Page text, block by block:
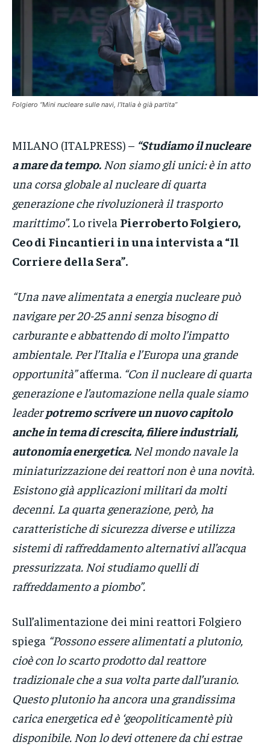
VENETO
ECONOMIA
SPORT
CONTATTI
ECONOMIA
SPORT
CONTATTI
ECONOMIA
SPORT
CONTATTI
Folgiero “Mini nucleare sulle navi, l’Italia è già partita”
MILANO (ITALPRESS) – “Studiamo il nucleare
a mare da tempo. Non siamo gli unici: è in atto
una corsa globale al nucleare di quarta
generazione che rivoluzionerà il trasporto
marittimo”. Lo rivela Pierroberto Folgiero,
Ceo di Fincantieri in una intervista a “Il
Corriere della Sera”.
“Una nave alimentata a energia nucleare può
navigare per 20-25 anni senza bisogno di
carburante e abbattendo di molto l’impatto
ambientale. Per l’Italia e l’Europa una grande
opportunità”afferma. “Con il nucleare di quarta
generazione e l’automazione nella quale siamo
leaderpotremo scrivere un nuovo capitolo
anche in tema di crescita, filiere industriali,
autonomia energetica. Nel mondo navale la
miniaturizzazione dei reattori non è una novità.
Esistono già applicazioni militari da molti
decenni. La quarta generazione, però, ha
caratteristiche di sicurezza diverse e utilizza
sistemi di raffreddamento alternativi all’acqua
pressurizzata. Noi studiamo quelli di
raffreddamento a piombo”.
Sull’alimentazione dei mini reattori Folgiero
spiega “Possono essere alimentati a plutonio,
cioè con lo scarto prodotto dal reattore
tradizionale che a sua volta parte dall’uranio.
Questo plutonio ha ancora una grandissima
carica energetica ed è ‘geopoliticamentè più
disponibile. Non lo devi ottenere da chi estrae